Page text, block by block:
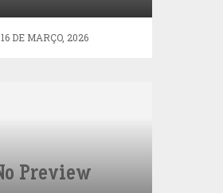
16 DE MARÇO, 2026